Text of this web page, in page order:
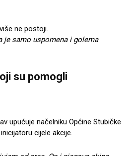
ne postoji.
je samo uspomena i golema
su pomogli
upućuje načelniku Općine Stubičke
inicijatoru cijele akcije.